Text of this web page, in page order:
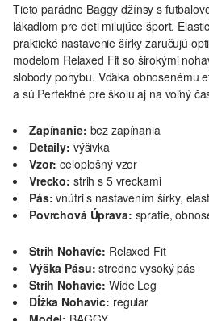
Tieto parádne Baggy džínsy s
lákadlom pre deti milujúce šport.
praktické nastavenie šírky zaručujú
modelom Relaxed Fit so širokými
slobody pohybu. Vďaka obnosenému
a sú Perfektné pre školu aj na voľný
Zapínanie: bez zapínania
Detaily: výšivka
Vzor: celoplošný vzor
Vrecko: strih s 5 vreckami
Pás: vnútri s nastavením šírky,
Povrchová Úprava: spratie,
Strih Nohavíc: Relaxed Fit
Výška Pásu: stredne vysoký pás
Strih Nohavíc: Wide Leg
Dĺžka Nohavíc: regular